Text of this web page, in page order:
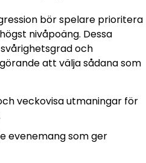
bör spelare prioritera
nivåpoäng. Dessa
och
att välja sådana som
veckovisa utmaningar för
evenemang som ger